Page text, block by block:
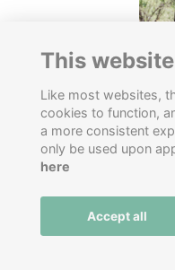
Carlos Fernández
Ingeniero comercial
ciudadana que permite
This
Like most websites,
cookies to function,
a more consistent
only be used upon
here
Accept all